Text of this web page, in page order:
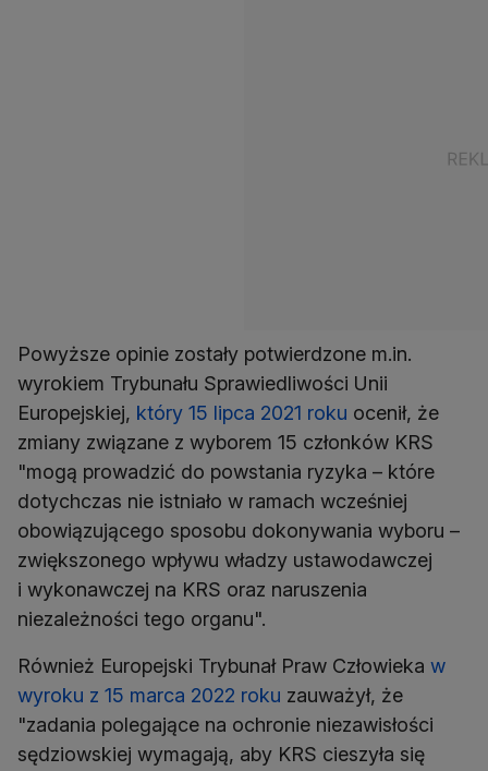
Powyższe opinie zostały potwierdzone m.in.
wyrokiem Trybunału Sprawiedliwości Unii
Europejskiej, który 15 lipca 2021 roku ocenił, że
zmiany związane z wyborem 15 członków KRS
"mogą prowadzić do powstania ryzyka – które
dotychczas nie istniało w ramach wcześniej
obowiązującego sposobu dokonywania wyboru –
zwiększonego wpływu władzy ustawodawczej
i wykonawczej na KRS oraz naruszenia
niezależności tego organu".
Również Europejski Trybunał Praw Człowieka w
wyroku z 15 marca 2022 roku zauważył, że
"zadania polegające na ochronie niezawisłości
sędziowskiej wymagają, aby KRS cieszyła się